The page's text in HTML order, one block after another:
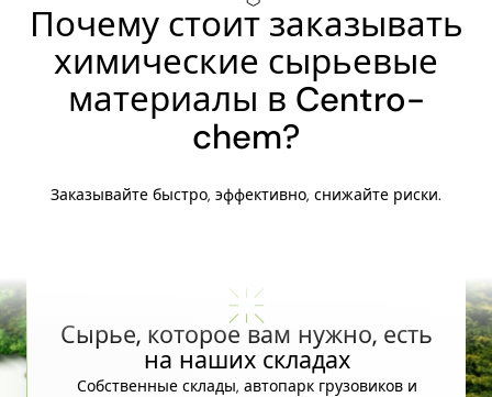
Почему стоит заказывать
химические сырьевые
материалы в Centro-
chem?
Заказывайте быстро, эффективно, снижайте риски.
Сырье, которое вам нужно, есть
на наших складах
Собственные склады, автопарк грузовиков и